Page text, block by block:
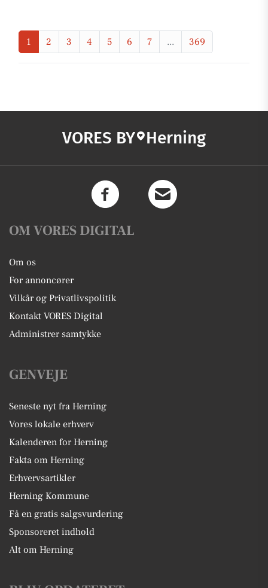
1 2 3 4 5 6 7 ... 369
VORES BY Herning
OM VORES DIGITAL
Om os
For annoncører
Vilkår og Privatlivspolitik
Kontakt VORES Digital
Administrer samtykke
GENVEJE
Seneste nyt fra Herning
Vores lokale erhverv
Kalenderen for Herning
Fakta om Herning
Erhvervsartikler
Herning Kommune
Få en gratis salgsvurdering
Sponsoreret indhold
Alt om Herning